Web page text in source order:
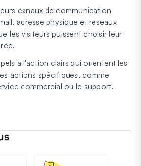
canaux de communication
adresse physique et réseaux
les visiteurs puissent choisir leur
à l'action clairs qui orientent les
actions spécifiques, comme
commercial ou le support.